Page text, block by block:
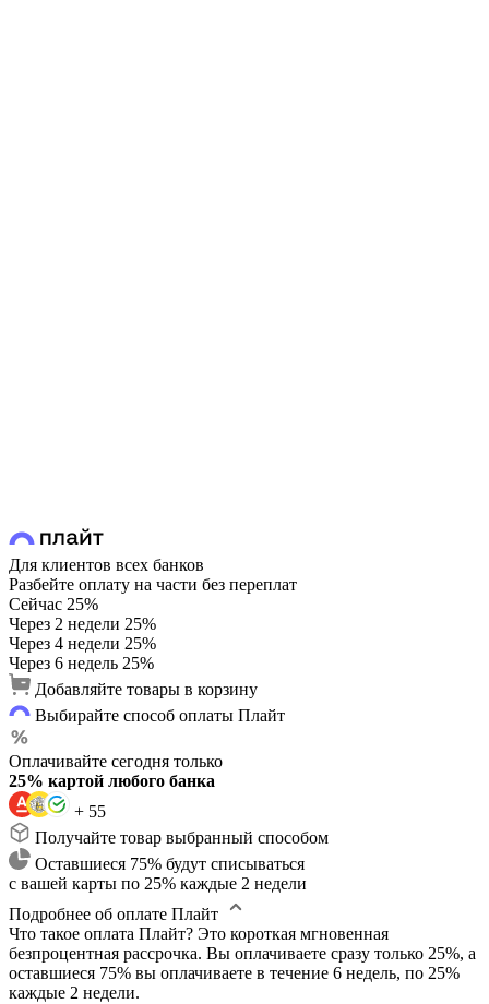
Для клиентов всех банков
Разбейте оплату на части без переплат
Сейчас 25%
Через 2 недели 25%
Через 4 недели 25%
Через 6 недель 25%
Добавляйте товары в корзину
Выбирайте способ оплаты Плайт
Оплачивайте сегодня только
25% картой любого банка
+ 55
Получайте товар выбранный способом
Оставшиеся 75% будут списываться
с вашей карты по 25% каждые 2 недели
Подробнее об оплате Плайт
Что такое оплата Плайт? Это короткая мгновенная
безпроцентная рассрочка. Вы оплачиваете сразу только 25%, а
оставшиеся 75% вы оплачиваете в течение 6 недель, по 25%
каждые 2 недели.